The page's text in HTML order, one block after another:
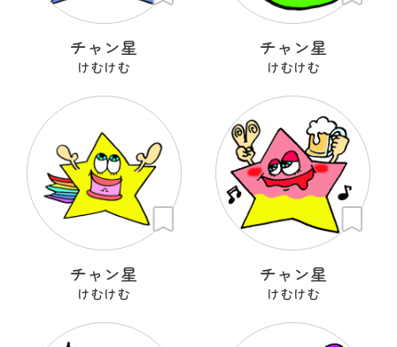
チャン星
けむけむ
チャン星
けむけむ
チャン星
けむけむ
チャン星
けむけむ